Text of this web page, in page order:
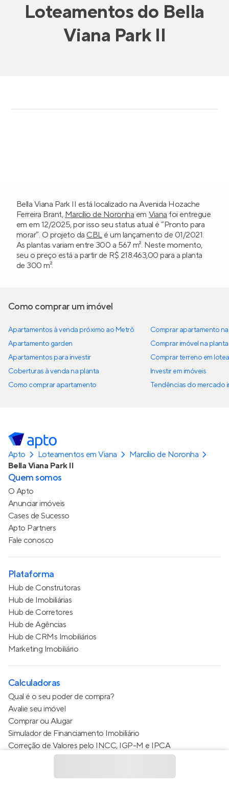
Loteamentosdo Bella
Viana Park II
Bella Viana Park II está localizado na Avenida Hozache
Ferreira Brant, Marcílio de Noronha em Viana foi entregue
em em 12/2025, por isso seu status atual é “Pronto para
morar”. O projeto da CBLé um lançamento de 01/2021.
As plantas variam entre 300 a 567 m². Neste momento,
seu o preço está a partir de R$ 218.463,00 para a planta
de 300 m².
Como comprar um imóvel
Apartamentos à venda próximo ao Metrô
Apartamento garden
Apartamentos para investir
Coberturas à venda na planta
Como comprar apartamento
Comprar apartamento
Comprar imóvel na planta
Comprar terreno em
Investir em imóveis
Tendências do mercado
Apto Loteamentos em Viana
Marcílio de Noronha
Bella Viana Park II
Quem somos
O Apto
Anunciar imóveis
Cases de Sucesso
Apto Partners
Fale conosco
Plataforma
Hub de Construtoras
Hub de Imobiliárias
Hub de Corretores
Hub de Agências
Hub de CRMs Imobiliários
Marketing Imobiliário
Calculadoras
Qual é o seu poder de compra?
Avalie seu imóvel
Comprar ou Alugar
Simulador de Financiamento Imobiliário
Correção de Valores pelo INCC, IGP-M e IPCA
Estimativa de valor do condomínio